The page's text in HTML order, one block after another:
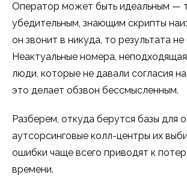
Оператор может быть идеальным —
убедительным, знающим скрипты
он звонит в никуда, то результата не
Неактуальные номера,
люди, которые не давали согласия
это делает обзвон бессмысленным.
Разберем, откуда берутся базы для
аутсорсинговые колл-центры их
ошибки чаще всего приводят к
времени.